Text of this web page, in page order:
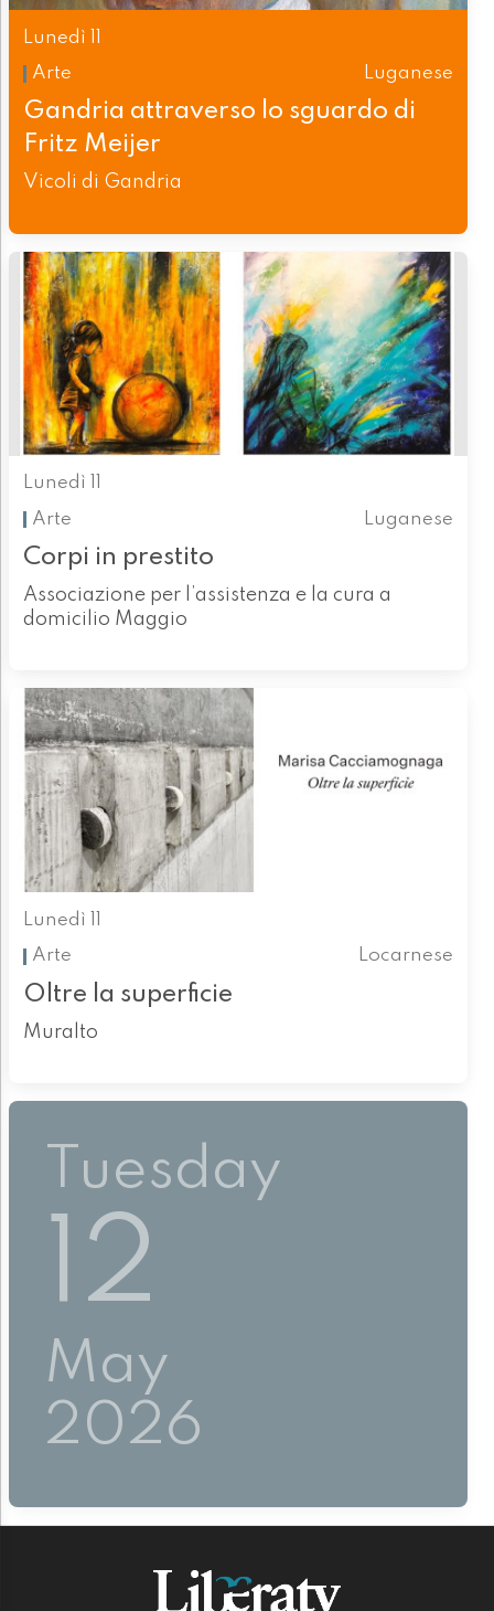
Lunedì 11
Arte
Luganese
Gandria attraverso lo sguardo di
Fritz Meijer
Vicoli di Gandria
Lunedì 11
Arte
Luganese
Corpi in prestito
Associazione per l’assistenza e la cura a
domicilio Maggio
Lunedì 11
Arte
Locarnese
Oltre la superficie
Muralto
Tuesday
12
May
2026